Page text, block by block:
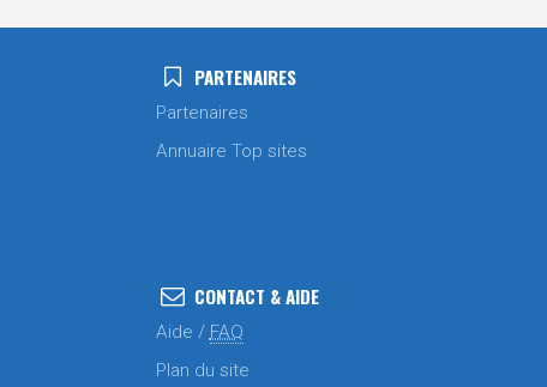
PARTENAIRES
Partenaires
Annuaire Top sites
CONTACT & AIDE
Aide / FAQ
Plan du site